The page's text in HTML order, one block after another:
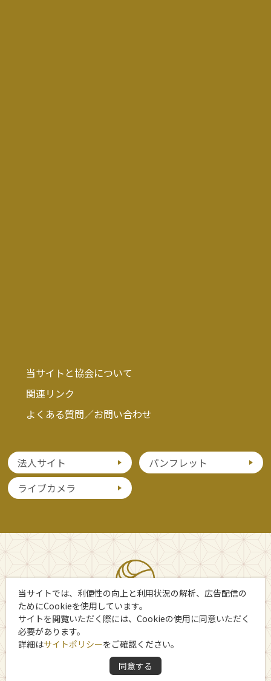
当サイトと協会について
関連リンク
よくある質問／お問い合わせ
法人サイト
パンフレット
ライブカメラ
Copyright 日光市観光協会
All Rights Reserved.
当サイトでは、利便性の向上と利用状況の解析、広告配信の
ためにCookieを使用しています。
サイトを閲覧いただく際には、Cookieの使用に同意いただく
必要があります。
詳細はサイトポリシーをご確認ください。
同意する